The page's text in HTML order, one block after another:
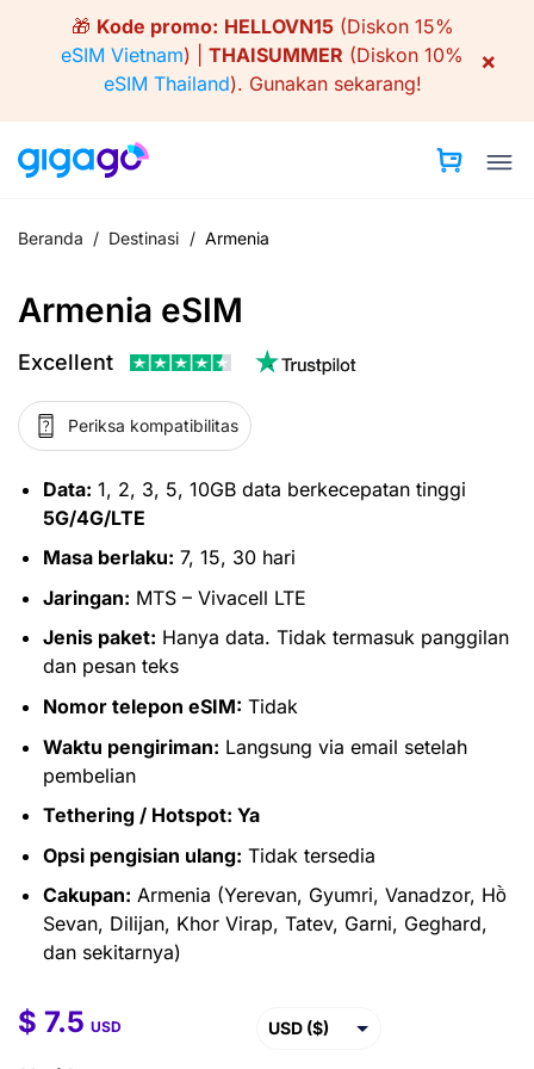
🎁 Kode promo: HELLOVN15(Diskon 15%
eSIM Vietnam) | THAISUMMER (Diskon 10%
eSIM Thailand). Gunakan sekarang!
×
Beranda / Destinasi / Armenia
Armenia eSIM
Excellent
Periksa kompatibilitas
Data: 1, 2, 3, 5, 10GB data berkecepatan tinggi
5G/4G/LTE
Masa berlaku: 7, 15, 30 hari
Jaringan: MTS – Vivacell LTE
Jenis paket: Hanya data. Tidak termasuk panggilan
dan pesan teks
Nomor telepon eSIM: Tidak
Waktu pengiriman: Langsung via email setelah
pembelian
Tethering / Hotspot: Ya
Opsi pengisian ulang: Tidak tersedia
Cakupan: Armenia (Yerevan, Gyumri, Vanadzor, Hồ
Sevan, Dilijan, Khor Virap, Tatev, Garni, Geghard,
dan sekitarnya)
$ 7.5 –$ USD ($)
$ 7.5 USD